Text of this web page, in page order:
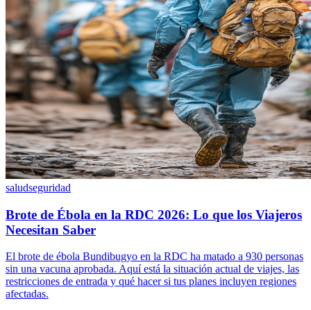
saludseguridad
Brote de Ébola en la RDC 2026: Lo que los Viajeros
Necesitan Saber
El brote de ébola Bundibugyo en la RDC ha matado a 930 personas
sin una vacuna aprobada. Aquí está la situación actual de viajes, las
restricciones de entrada y qué hacer si tus planes incluyen regiones
afectadas.